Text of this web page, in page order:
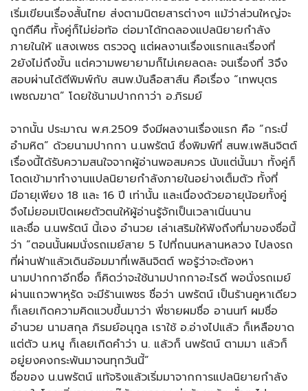
เริ่มเขียนเรื่องสั้นไทย ส่งตามนิตยสารต่างๆ แม้ว่าส่วนใหญ่จะ
ถูกตีคืน ทั้งคู่ก็ไม่ย่อท้อ ต่อมาได้ทดลองแปลนิยายกำลัง
ภายในให้ แสงเพชร ตรวจดู แต่ผลงานเรื่องแรกและเรื่องที่
2ยังไม่ถึงขั้น แต่ความพยายามก็ไม่เคยลดละ จนเรื่องที่ 3จึง
สอบผ่านได้ตีพิมพ์กับ สนพ.บันลือสาส์น คือเรื่อง “เทพบุตร
เพชฌฆาต” โดยใช้นามปากกาว่า อ.ภิรมย์
จากนั้น ประมาณ พ.ศ.2509 จึงมีผลงานเรื่องแรก คือ “กระบี่
อำมหิต” ด้วยนามปากกา น.นพรัตน์ ซึ่งพิมพ์ที่ สนพ.เพลินจิตต์
เรื่องนี้ได้รับความสนใจจากผู้อ่านพอสมควร นับแต่นั้นมา ทั้งคู่ก็
โดดเข้ามาทำงานแปลนิยายกำลังภายในอย่างเต็มตัว ทั้งที่
มีอายุเพียง 18 และ 16 ปี เท่านั้น และเนื่องด้วยอายุน้อยทั้งคู่
จึงไม่ยอมเปิดเผยตัวตนให้ผู้อ่านรู้จักเป็นเวลาเนิ่นนาน
และชื่อ น.นพรัตน์ นี้เอง อำนวย เล่าเสริมให้ฟังถึงที่มาของชื่อนี้
ว่า “ตอนนั้นผมนั่งรถเมย์สาย 5 ไปที่ถนนหลานหลวง ไปลงรถ
ที่ผ่านฟ้าแล้วเดินอ้อมมาที่เพลินจิตต์ พอรู้ว่าจะต้องหา
นามปากกาอีกชื่อ ก็คิดว่าจะใช้นามปากกาอะไรดี พอนั่งรถเมย์
ผ่านแถวพาหุรัด จะมีร้านเพชร ชื่อว่า นพรัตน์ เป็นร้านคูหาเดียว
ก็เลยเกิดความคิดแวบขึ้นมาว่า พี่ชายผมชื่อ อานนท์ ผมชื่อ
อำนวย นามสกุล ภิรมย์อนุกูล เราใช้ อ.อ่างไปแล้ว ก็เหลือขาด
แต่ตัว น.หนู ก็เลยเกิดคำว่า น. แล้วก็ นพรัตน์ ตามมา แล้วก็
อยู่ยงคงกระพันมาจนทุกวันนี้”
ชื่อของ น.นพรัตน์ แท้จริงแล้วเริ่มมาจากการแปลนิยายกำลัง